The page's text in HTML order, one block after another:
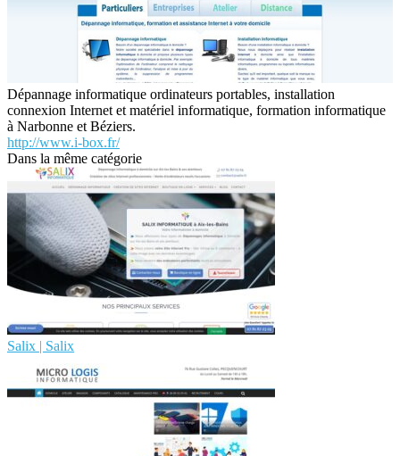
Dépannage informatique ordinateurs portables, installation
connexion Internet et matériel informatique, formation informatique
à Narbonne et Béziers.
http://www.i-box.fr/
Dans la même catégorie
Salix | Salix